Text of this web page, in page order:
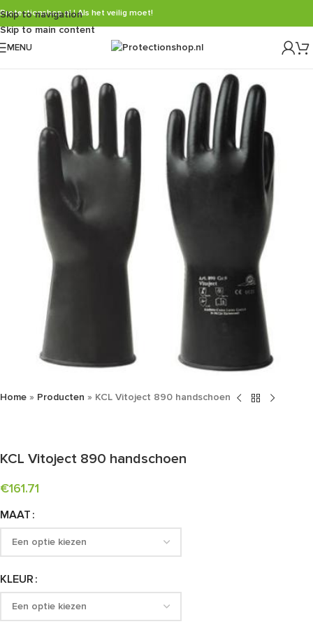
Skip to navigation
Skip to main content
Protectionshop.nl | Als het veilig moet!
MENU
Home » Producten » KCL Vitoject 890 handschoen
KCL Vitoject 890 handschoen
€161.71
MAAT
KLEUR